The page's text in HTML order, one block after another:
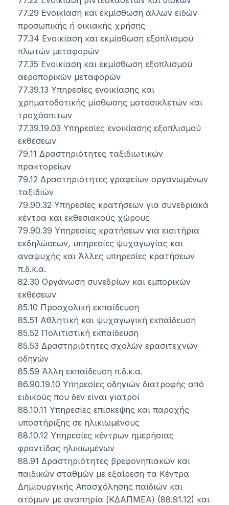
77.29 Ενοικίαση και εκμίσθωση άλλων ειδών
προσωπικής ή οικιακής χρήσης
77.34 Ενοικίαση και εκμίσθωση εξοπλισμού
πλωτών μεταφορών
77.35 Ενοικίαση και εκμίσθωση εξοπλισμού
αεροπορικών μεταφορών
77.39.13 Υπηρεσίες ενοικίασης και
χρηματοδοτικής μίσθωσης μοτοσικλετών και
τροχόσπιτων
77.39.19.03 Υπηρεσίες ενοικίασης εξοπλισμού
εκθέσεων
79.11 Δραστηριότητες ταξιδιωτικών
πρακτορείων
79.12 Δραστηριότητες γραφείων οργανωμένων
ταξιδιών
79.90.32 Υπηρεσίες κρατήσεων για συνεδριακά
κέντρα και εκθεσιακούς χώρους
79.90.39 Υπηρεσίες κρατήσεων για εισιτήρια
εκδηλώσεων, υπηρεσίες ψυχαγωγίας και
αναψυχής και Άλλες υπηρεσίες κρατήσεων
π.δ.κ.α.
82.30 Οργάνωση συνεδρίων και εμπορικών
εκθέσεων
85.10 Προσχολική εκπαίδευση
85.51 Αθλητική και ψυχαγωγική εκπαίδευση
85.52 Πολιτιστική εκπαίδευση
85.53 Δραστηριότητες σχολών ερασιτεχνών
οδηγών
85.59 Άλλη εκπαίδευση π.δ.κ.α.
86.90.19.10 Υπηρεσίες οδηγιών διατροφής από
ειδικούς που δεν είναι γιατροί
88.10.11 Υπηρεσίες επίσκεψης και παροχής
υποστήριξης σε ηλικιωμένους
88.10.12 Υπηρεσίες κέντρων ημερήσιας
φροντίδας ηλικιωμένων
88.91 Δραστηριότητες βρεφονηπιακών και
παιδικών σταθμών με εξαίρεση τα Κέντρα
Δημιουργικής Απασχόλησης παιδιών και
ατόμων με αναπηρία (ΚΔΑΠΜΕΑ) (88.91.12) και